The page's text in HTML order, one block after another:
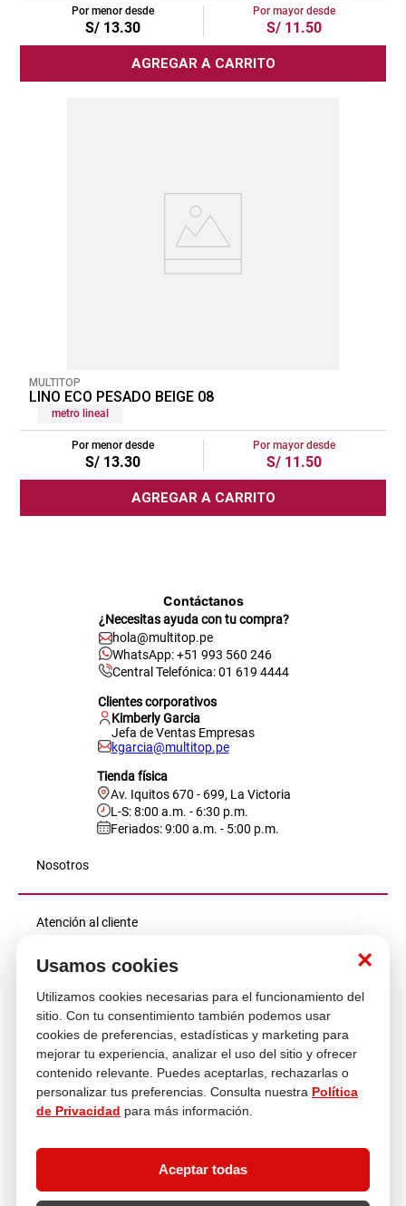
×
Usamos cookies
Utilizamos cookies necesarias para el funcionamiento del
sitio. Con tu consentimiento también podemos usar
cookies de preferencias, estadísticas y marketing para
mejorar tu experiencia, analizar el uso del sitio y ofrecer
contenido relevante. Puedes aceptarlas, rechazarlas o
personalizar tus preferencias. Consulta nuestra Política
de Privacidad para más información.
Aceptar todas
Por menor desde
S/ 13.30
Por mayor desde
S/ 11 .50
AGREGAR A CARRITO
MULTITOP
LINO ECO PESADO BEIGE 08
metro lineal
Por menor desde
S/ 13.30
Por mayor desde
S/ 11 .50
AGREGAR A CARRITO
Contáctanos
¿Necesitas ayuda con tu compra?
hola@multitop.pe
WhatsApp: +51 993 560 246
Central Telefónica: 01 619 4444
Clientes corporativos
Kimberly Garcia
Jefa de Ventas Empresas
kgarcia@multitop.pe
Tienda física
Av. Iquitos 670 - 699, La Victoria
L-S: 8:00 a.m. - 6:30 p.m.
Feriados: 9:00 a.m. - 5:00 p.m.
Nosotros
Atención al cliente